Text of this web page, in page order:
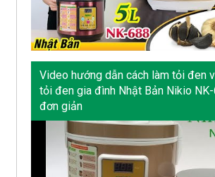
Video hướng dẫn cách làm tỏi đen
tỏi đen gia đình Nhật Bản Nikio
đơn giản